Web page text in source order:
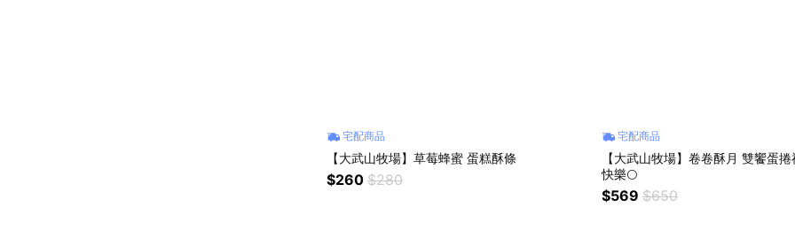
宅配商品
【大武山牧場】草莓蜂蜜 蛋糕酥條
$260 $280
宅配商品
【大武山牧場】卷卷酥月 雙饗蛋
快樂🌕
$569 $650